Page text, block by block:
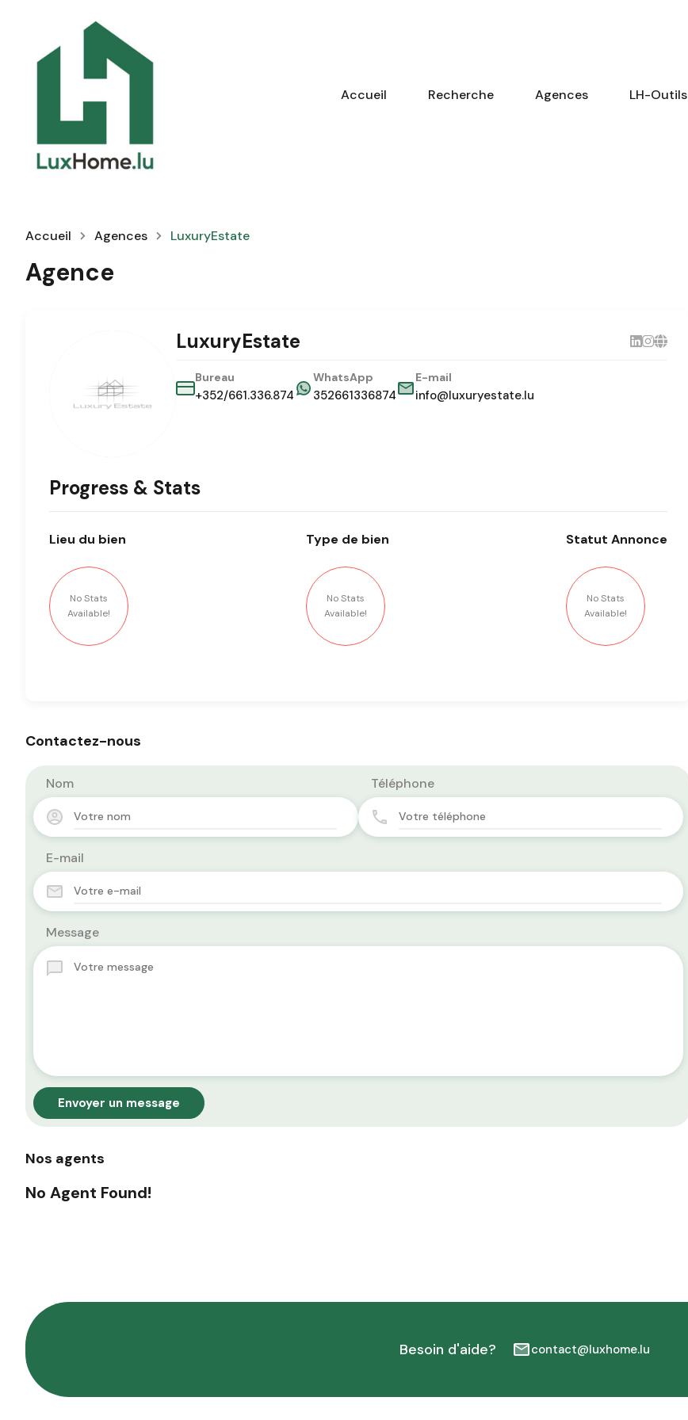
Accueil Recherche Agences LH-Outils
Accueil Agences LuxuryEstate
Agence
LuxuryEstate
Bureau
+352/661.336.874
WhatsApp
352661336874
E-mail
info@luxuryestate.lu
Progress & Stats
Lieu du bien
No Stats
Available!
Type de bien
No Stats
Available!
Statut Annonce
No Stats
Available!
Contactez-nous
Nom Téléphone
E-mail
Message
Envoyer un message
Nos agents
No Agent Found!
Besoin d'aide? contact@luxhome.lu